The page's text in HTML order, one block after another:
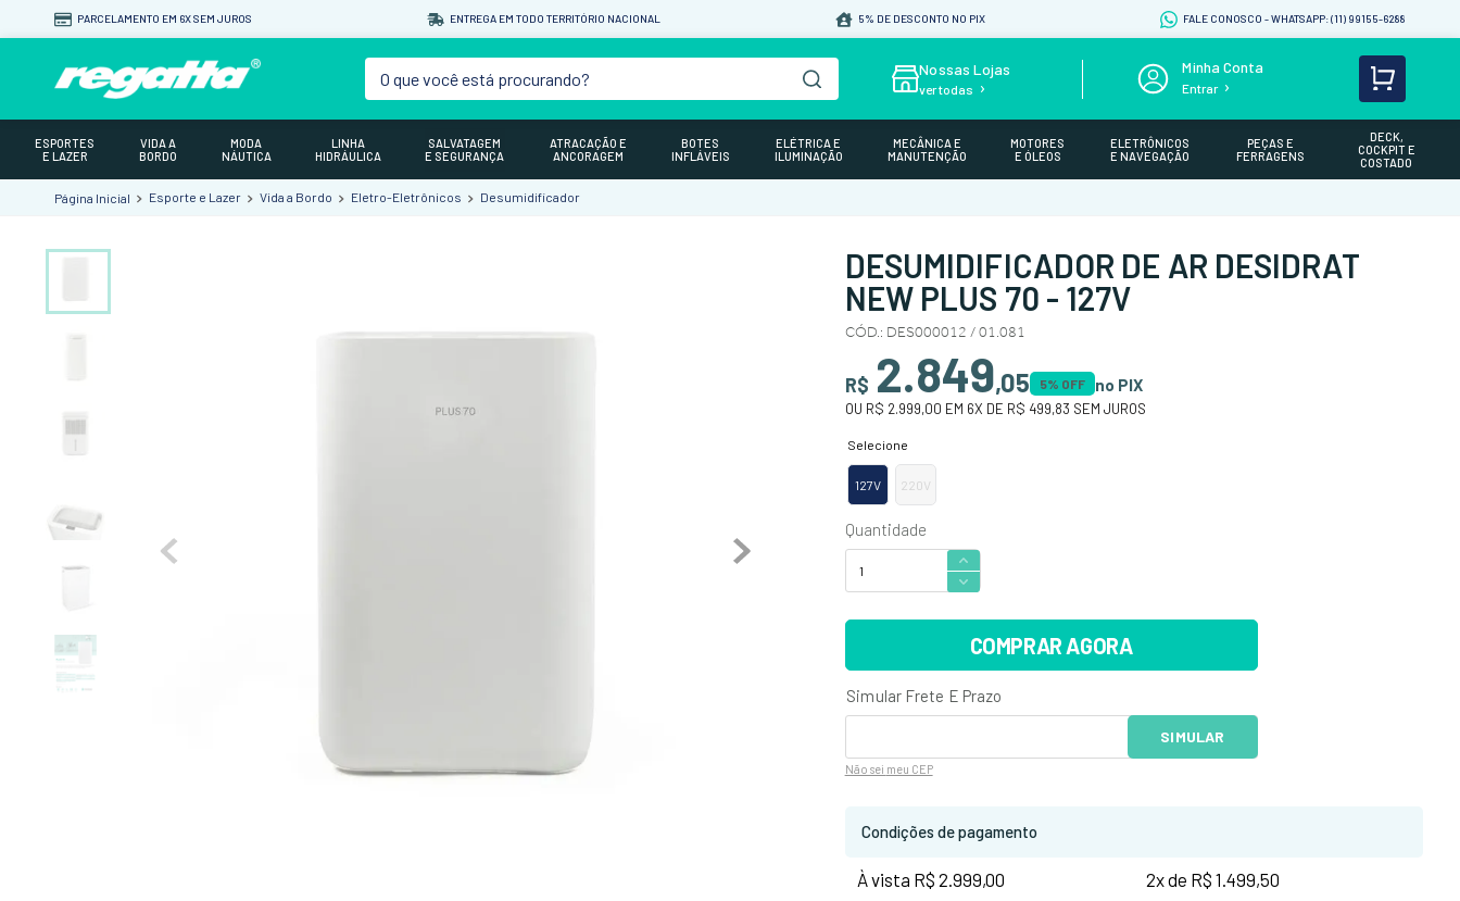
PARCELAMENTO EM 6X SEM JUROS ENTREGA EM TODO TERRITÓRIO NACIONAL 5% DE DESCONTO NO PIX FALE CONOSCO - WHATSAPP: (11) 99155-6288
O que você está procurando? Nossas Lojas
ver todas Entrar
ESPORTES
E LAZER
VIDA A
BORDO
MODA
NÁUTICA
LINHA
HIDRÁULICA
SALVATAGEM
E SEGURANÇA
ATRACAÇÃO E
ANCORAGEM
BOTES
INFLÁVEIS
ELÉTRICA E
ILUMINAÇÃO
MECÂNICA E
MANUTENÇÃO
MOTORES
E ÓLEOS
ELETRÔNICOS
E NAVEGAÇÃO
PEÇAS E
FERRAGENS
DECK,
COCKPIT E
COSTADO
Esporte e Lazer Vida a Bordo Eletro-Eletrônicos Desumidificador
DESUMIDIFICADOR DE AR DESIDRAT
NEW PLUS 70 - 127V
CÓD.: DES000012 / 01.081
R$ 2.849,05 5% OFF no PIX
OU R$ 2.999,00 EM 6X DE R$ 499,83 SEM JUROS
127V 220V
COMPRAR AGORA
Não sei meu CEP
Condições de pagamento
À vista R$ 2.999,00
2x de R$ 1.499,50